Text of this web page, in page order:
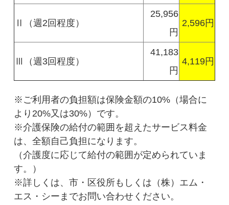
Ⅱ（週2回程度）
25,956
円
2,596円
Ⅲ（週3回程度）
41,183
円
4,119円
※ご利用者の負担額は保険金額の10%（場合に
より20%又は30%）です。
※介護保険の給付の範囲を超えたサービス料金
は、全額自己負担になります。
（介護度に応じて給付の範囲が定められていま
す。）
※詳しくは、市・区役所もしくは（株）エム・
エス・シーまでお問い合わせください。